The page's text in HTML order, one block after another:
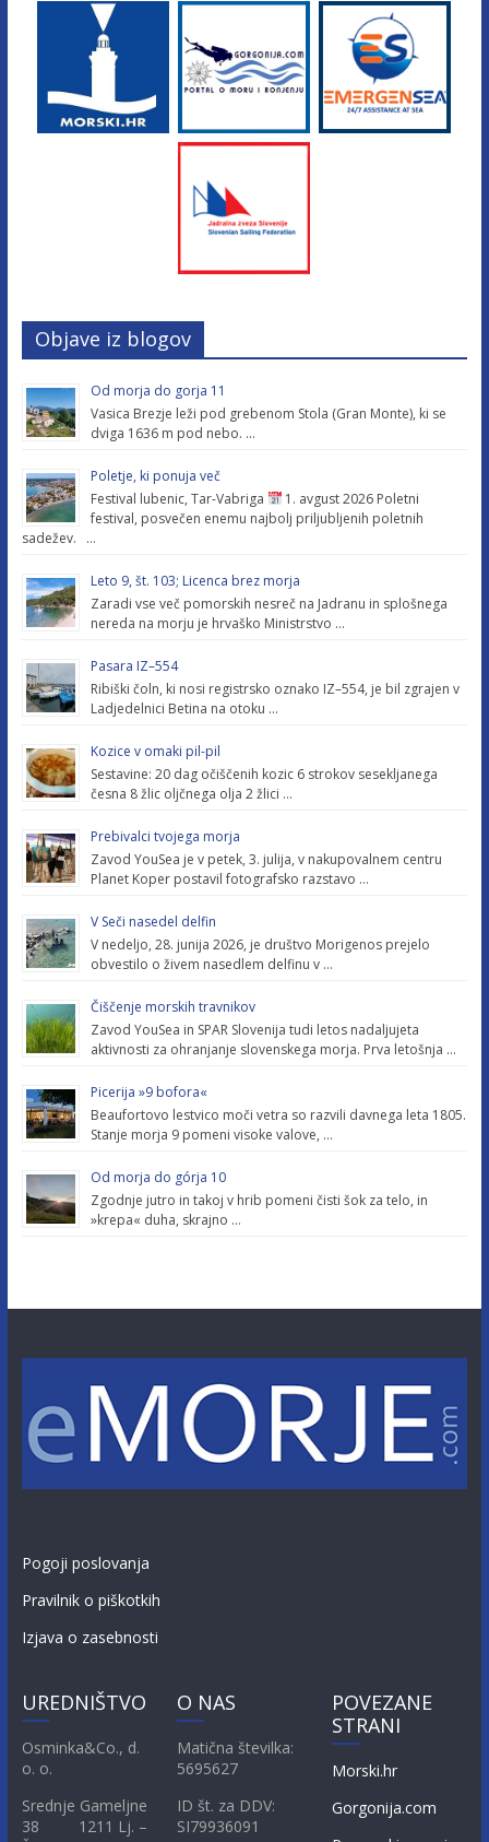
Objave iz blogov
Od morja do gorja 11
Vasica Brezje leži pod grebenom Stola (Gran Monte), ki se
dviga 1636 m pod nebo. …
Poletje, ki ponuja več
Festival lubenic, Tar-Vabriga
1. avgust 2026 Poletni
festival, posvečen enemu najbolj priljubljenih poletnih
sadežev. …
Leto 9, št. 103; Licenca brez morja
Zaradi vse več pomorskih nesreč na Jadranu in splošnega
nereda na morju je hrvaško Ministrstvo …
Pasara IZ–554
Ribiški čoln, ki nosi registrsko oznako IZ–554, je bil zgrajen v
Ladjedelnici Betina na otoku …
Kozice v omaki pil-pil
Sestavine: 20 dag očiščenih kozic 6 strokov sesekljanega
česna 8 žlic oljčnega olja 2 žlici …
Prebivalci tvojega morja
Zavod YouSea je v petek, 3. julija, v nakupovalnem centru
Planet Koper postavil fotografsko razstavo …
V Seči nasedel delfin
V nedeljo, 28. junija 2026, je društvo Morigenos prejelo
obvestilo o živem nasedlem delfinu v …
Čiščenje morskih travnikov
Zavod YouSea in SPAR Slovenija tudi letos nadaljujeta
aktivnosti za ohranjanje slovenskega morja. Prva letošnja …
Picerija »9 bofora«
Beaufortovo lestvico moči vetra so razvili davnega leta 1805.
Stanje morja 9 pomeni visoke valove, …
Od morja do górja 10
Zgodnje jutro in takoj v hrib pomeni čisti šok za telo, in
»krepa« duha, skrajno …
Pogoji poslovanja
Pravilnik o piškotkih
Izjava o zasebnosti
UREDNIŠTVO
Osminka&Co., d.
o. o.
Srednje Gameljne
38 1211 Lj. –
O NAS
Matična številka:
5695627
ID št. za DDV:
SI79936091
POVEZANE
STRANI
Morski.hr
Gorgonija.com